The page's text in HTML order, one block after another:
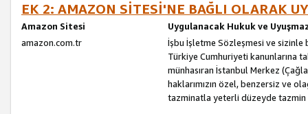
EK 2: AMAZON SİTESİ'NE BAĞLI OLARAK
Amazon Sitesi
Uygulanacak Hukuk ve
amazon.com.tr
İşbu İşletme Sözleşmesi ve sizinle
Türkiye Cumhuriyeti kanunlarına
münhasıran İstanbul Merkez
haklarımızın özel, benzersiz ve
tazminatla yeterli düzeyde